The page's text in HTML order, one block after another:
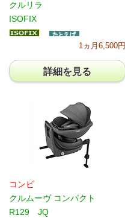
クルリラ
ISOFIX
1ヵ月6,500円
詳細を見る
コンビ
クルムーヴ コンパクト
R129 JQ